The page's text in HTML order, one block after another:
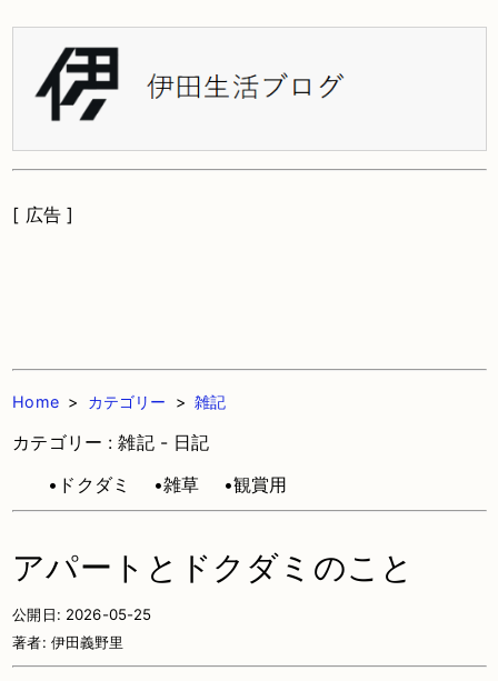
[ 広告 ]
Home> カテゴリー >雑記
カテゴリー : 雑記 - 日記
•ドクダミ
•雑草 •観賞用
アパートとドクダミのこと
公開日: 2026-05-25
著者: 伊田義野里